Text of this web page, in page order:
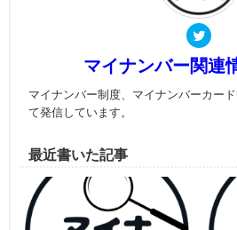
マイナンバー関連
マイナンバー制度、マイナンバーカー
て発信しています。
最近書いた記事